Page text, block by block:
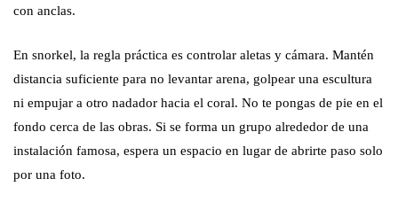
con anclas.
En snorkel, la regla práctica es controlar aletas y cámara. Mantén
distancia suficiente para no levantar arena, golpear una escultura
ni empujar a otro nadador hacia el coral. No te pongas de pie en el
fondo cerca de las obras. Si se forma un grupo alrededor de una
instalación famosa, espera un espacio en lugar de abrirte paso solo
por una foto.